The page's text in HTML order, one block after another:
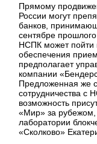
Прямому
России могут
банков,
сентябре
НСПК может пойти
обеспечения
предполагает
компании
Предложенная же
сотрудничества с
возможность
«Мир» за рубежом,
лаборатории
«Сколково»